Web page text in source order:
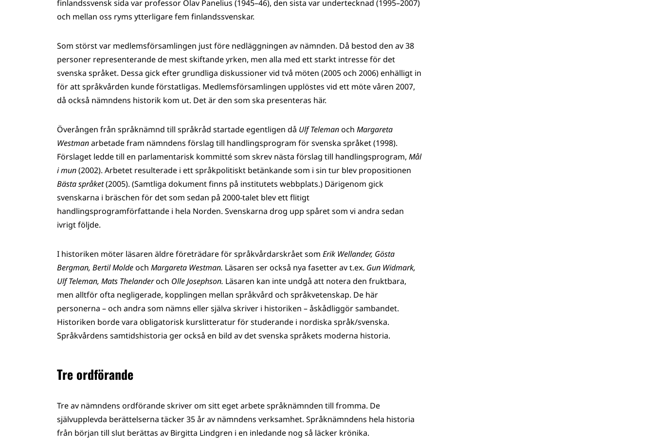
finlandssvensk sida var professor Olav Panelius (1945–46), den sista var undertecknad (1995–2007)
och mellan oss ryms ytterligare fem finlandssvenskar.
Som störst var medlemsförsamlingen just före nedläggningen av nämnden. Då bestod den av 38
personer representerande de mest skiftande yrken, men alla med ett starkt intresse för det
svenska språket. Dessa gick efter grundliga diskussioner vid två möten (2005 och 2006) enhälligt in
för att språkvården kunde förstatligas. Medlemsförsamlingen upplöstes vid ett möte våren 2007,
då också nämndens historik kom ut. Det är den som ska presenteras här.
Överången från språknämnd till språkråd startade egentligen då Ulf Telemanoch Margareta
Westmanarbetade fram nämndens förslag till handlingsprogram för svenska språket (1998).
Förslaget ledde till en parlamentarisk kommitté som skrev nästa förslag till handlingsprogram, Mål
i mun(2002). Arbetet resulterade i ett språkpolitiskt betänkande som i sin tur blev propositionen
Bästa språket(2005). (Samtliga dokument finns på institutets webbplats.) Därigenom gick
svenskarna i bräschen för det som sedan på 2000-talet blev ett flitigt
handlingsprogramförfattande i hela Norden. Svenskarna drog upp spåret som vi andra sedan
ivrigt följde.
I historiken möter läsaren äldre företrädare för språkvårdarskrået som Erik Wellander, Gösta
Bergman, Bertil Moldeoch Margareta Westman. Läsaren ser också nya fasetter av t.ex. Gun Widmark,
Ulf Teleman, Mats Thelanderoch Olle Josephson. Läsaren kan inte undgå att notera den fruktbara,
men alltför ofta negligerade, kopplingen mellan språkvård och språkvetenskap. De här
personerna – och andra som nämns eller själva skriver i historiken – åskådliggör sambandet.
Historiken borde vara obligatorisk kurslitteratur för studerande i nordiska språk/svenska.
Språkvårdens samtidshistoria ger också en bild av det svenska språkets moderna historia.
Tre ordförande
Tre av nämndens ordförande skriver om sitt eget arbete språknämnden till fromma. De
självupplevda berättelserna täcker 35 år av nämndens verksamhet. Språknämndens hela historia
från början till slut berättas av Birgitta Lindgren i en inledande nog så läcker krönika.